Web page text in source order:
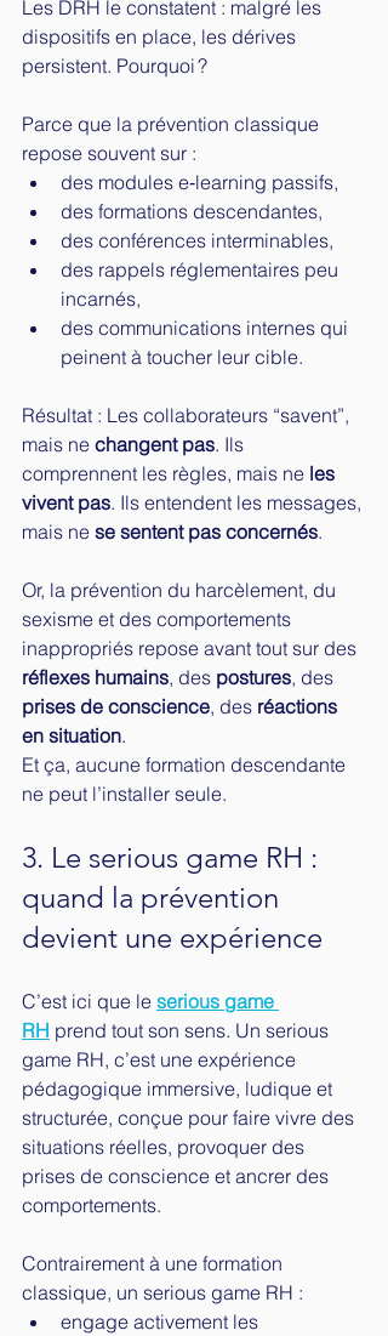
Les DRH le constatent : malgré les
dispositifs en place, les dérives
persistent. Pourquoi ?
Parce que la prévention classique
repose souvent sur :
des modules e‑learning passifs,
des formations descendantes,
des conférences interminables,
des rappels réglementaires peu
incarnés,
des communications internes qui
peinent à toucher leur cible.
Résultat : Les collaborateurs “savent”,
mais ne changent pas. Ils
comprennent les règles, mais ne les
vivent pas. Ils entendent les messages,
mais ne se sentent pas concernés.
Or, la prévention du harcèlement, du
sexisme et des comportements
inappropriés repose avant tout sur des
réflexes humains, des postures, des
prises de conscience, des réactions
en situation.
Et ça, aucune formation descendante
ne peut l’installer seule.
3. Le serious game RH :
quand la prévention
devient une expérience
C’est ici que le serious game
RH prend tout son sens. Un serious
game RH, c’est une expérience
pédagogique immersive, ludique et
structurée, conçue pour faire vivre des
situations réelles, provoquer des
prises de conscience et ancrer des
comportements.
Contrairement à une formation
classique, un serious game RH :
engage activement les